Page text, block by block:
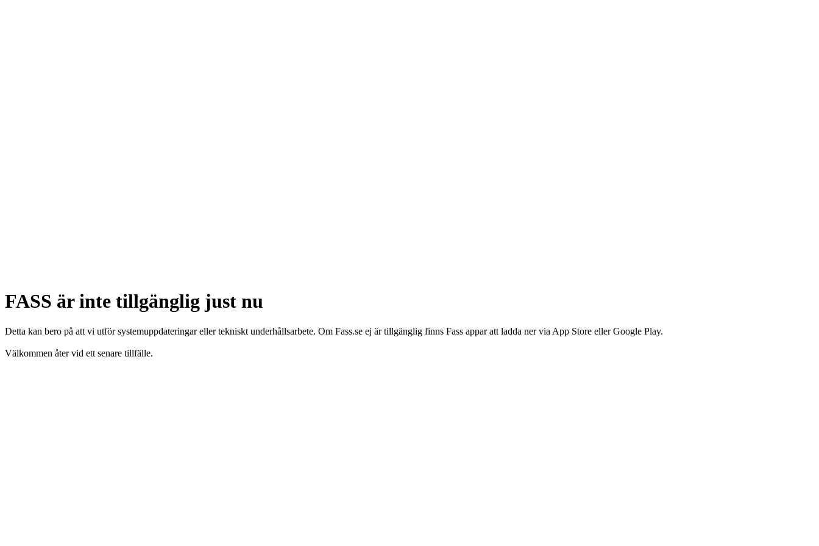
FASS är inte tillgänglig just nu
Detta kan bero på att vi utför systemuppdateringar eller tekniskt underhållsarbete. Om Fass.se ej är tillgänglig finns Fass appar att ladda ner via App Store eller Google Play.
Välkommen åter vid ett senare tillfälle.